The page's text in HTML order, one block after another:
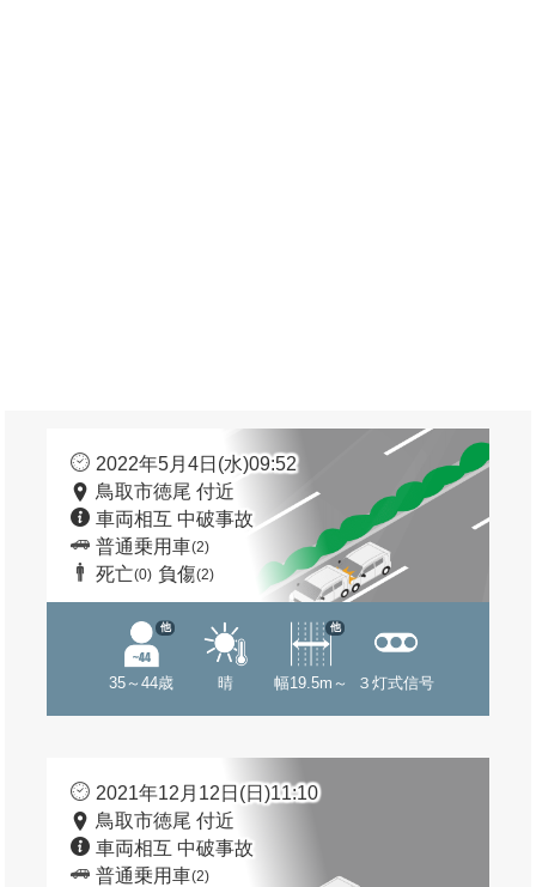
2022年5月4日(水)09:52
鳥取市徳尾 付近
車両相互 中破事故
普通乗用車(2)
死亡(0) 負傷(2)
35～44歳
他
晴 幅19.5m～
他
３灯式信号
2021年12月12日(日)11:10
鳥取市徳尾 付近
車両相互 中破事故
普通乗用車(2)